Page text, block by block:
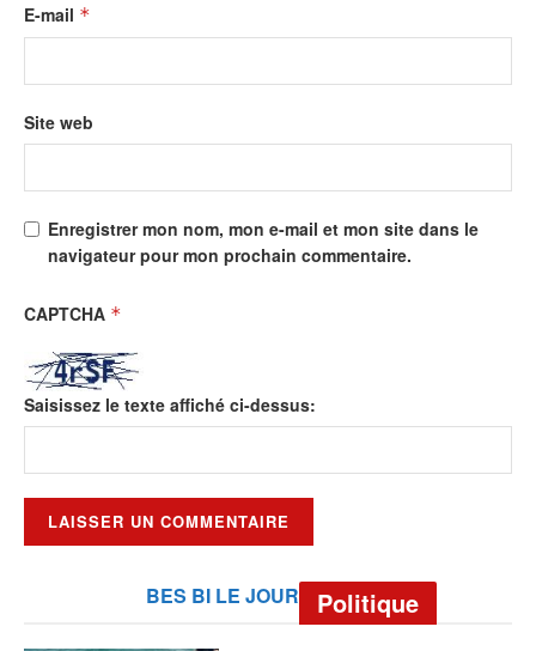
E-mail *
Site web
Enregistrer mon nom, mon e-mail et mon site dans le
navigateur pour mon prochain commentaire.
CAPTCHA *
Saisissez le texte affiché ci-dessus:
BES BI LE JOUR Politique